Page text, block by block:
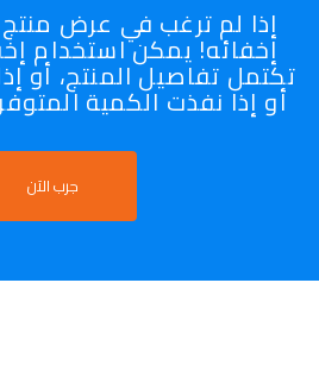
إذا لم ترغب في عرض منتج
إخفائه! يمكن استخدام
تكتمل تفاصيل المنتج، أو
أو إذا نفذت الكمية
جرب الآن